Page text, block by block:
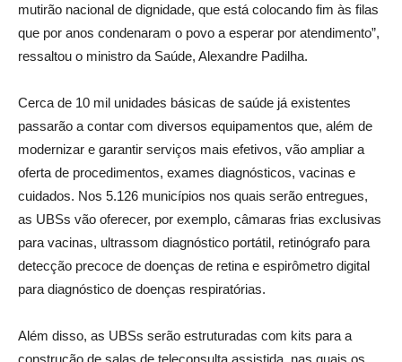
mutirão nacional de dignidade, que está colocando fim às filas
que por anos condenaram o povo a esperar por atendimento”,
ressaltou o ministro da Saúde, Alexandre Padilha.
Cerca de 10 mil unidades básicas de saúde já existentes
passarão a contar com diversos equipamentos que, além de
modernizar e garantir serviços mais efetivos, vão ampliar a
oferta de procedimentos, exames diagnósticos, vacinas e
cuidados. Nos 5.126 municípios nos quais serão entregues,
as UBSs vão oferecer, por exemplo, câmaras frias exclusivas
para vacinas, ultrassom diagnóstico portátil, retinógrafo para
detecção precoce de doenças de retina e espirômetro digital
para diagnóstico de doenças respiratórias.
Além disso, as UBSs serão estruturadas com kits para a
construção de salas de teleconsulta assistida, nas quais os